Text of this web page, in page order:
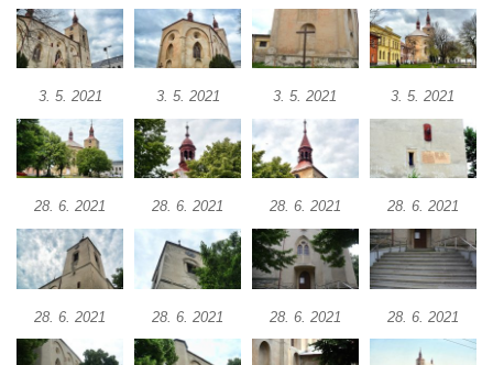
Kaple svatého Blažeje východně od Lužice
Kostel svatého Augustina v Lužici
Márnice na hřbitově v Kozlech
Vesnický kostel v Reinhardtsdorfu
Kaple v Oparnu
Protestantský (evangelicko-luterský) kostel
Crostau
Kaple Nanebevstoupení Panny Marie ve
3. 5. 2021 3. 5. 2021 3. 5. 2021 3. 5. 2021
28. 6. 2021 28. 6. 2021 28. 6. 2021 28. 6. 2021
28. 6. 2021 28. 6. 2021 28. 6. 2021 28. 6. 2021